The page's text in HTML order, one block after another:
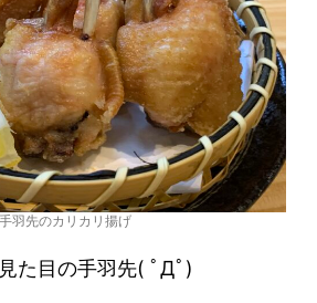
手羽先のカリカリ揚げ
た目の手羽先( ﾟДﾟ)